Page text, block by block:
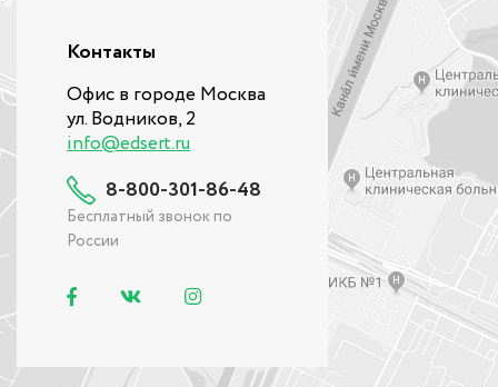
Контакты
Офис в городе Москва
ул. Водников, 2
info@edsert.ru
8-800-301-86-48
Бесплатный звонок по
России